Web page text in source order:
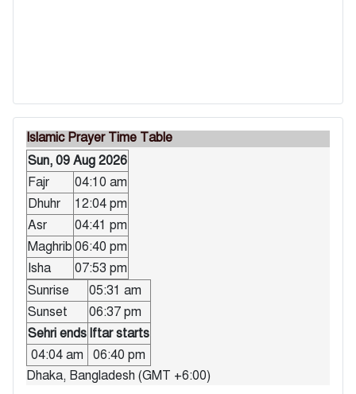
Islamic Prayer Time Table
Sun, 09 Aug 2026
Fajr
04:10 am
Dhuhr
12:04 pm
Asr
04:41 pm
Maghrib 06:40 pm
Isha
07:53 pm
Sunrise
05:31 am
Sunset
06:37 pm
Sehri ends Iftar starts
04:04 am
06:40 pm
Dhaka, Bangladesh (GMT +6:00)